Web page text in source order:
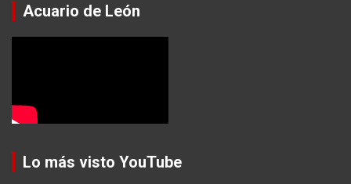
Acuario de León
Lo más visto YouTube